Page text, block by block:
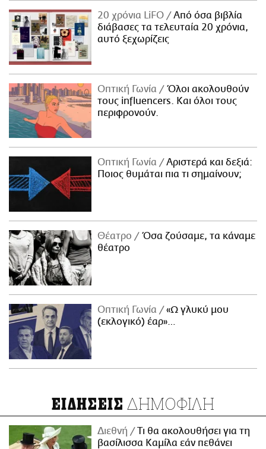
20 χρόνια LiFO
Από όσα βιβλία
διάβασες τα τελευταία 20 χρόνια,
αυτό ξεχωρίζεις
Οπτική Γωνία
Όλοι ακολουθούν
τους influencers. Και όλοι τους
περιφρονούν.
Οπτική Γωνία
Αριστερά και δεξιά:
Ποιος θυμάται πια τι σημαίνουν;
Θέατρο
Όσα ζούσαμε, τα κάναμε
θέατρο
Οπτική Γωνία
«Ω γλυκύ μου
(εκλογικό) έαρ»…
ΕΙΔΗΣΕΙΣ ΔΗΜΟΦΙΛΗ
Διεθνή
Τι θα ακολουθήσει για τη
βασίλισσα Καμίλα εάν πεθάνει